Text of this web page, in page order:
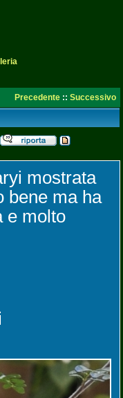
Precedente :: Successivo
mostrata
bene ma ha
e molto